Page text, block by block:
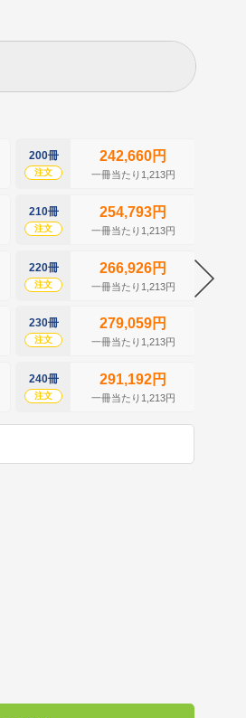
200冊
注文
242,660円
一冊当たり1,213円
210冊
注文
254,793円
一冊当たり1,213円
220冊
注文
266,926円
一冊当たり1,213円
230冊
注文
279,059円
一冊当たり1,213円
240冊
注文
291,192円
一冊当たり1,213円